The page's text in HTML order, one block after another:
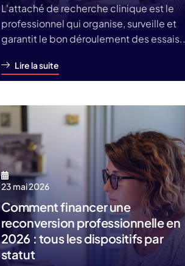
L'attaché de recherche clinique est le
professionnel qui organise, surveille et
garantit le bon déroulement des
Lire la suite
23 mai 2026
Comment financer une
reconversion professionnelle en
2026 : tous les dispositifs par
statut